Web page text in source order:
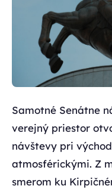
Samotné Senátne
verejný priestor
návštevy pri
atmosférickými. Z
smerom ku